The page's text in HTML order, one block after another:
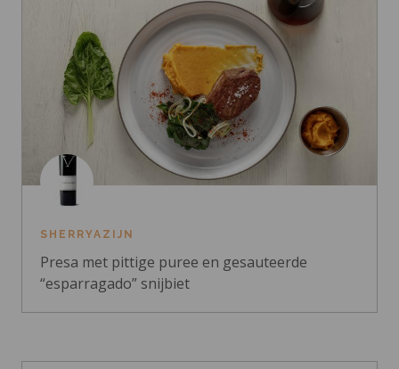
SHERRYAZIJN
Presa met pittige puree en gesauteerde
“esparragado” snijbiet